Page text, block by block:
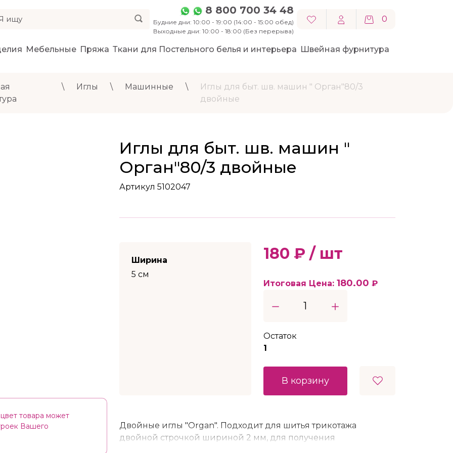
8 800 700 34 48
Будние дни: 10:00 - 19:00 (14:00 - 15:00 обед)
Выходные дни: 10:00 - 18:00 (Без перерыва)
0
Мебельные Пряжа Ткани для Постельного белья и интерьера Швейная фурнитура
\ Иглы \ Машинные \
Иглы для быт. шв. машин " Орган"80/3
двойные
товара может
Вашего
Иглы для быт. шв. машин "
Орган"80/3 двойные
Артикул 5102047
Ширина
5 см
180 ₽ / шт
Итоговая Цена: 180.00 ₽
Остаток
1
В корзину
Двойные иглы "Organ". Подходит для шитья трикотажа
двойной строчкой шириной 2 мм, для получения